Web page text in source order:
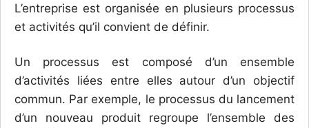
L’entreprise est organisée en plusieurs processus
et activités qu’il convient de définir.
Un processus est composé d’un ensemble
d’activités liées entre elles autour d’un objectif
commun. Par exemple, le processus du lancement
d’un nouveau produit regroupe l’ensemble des